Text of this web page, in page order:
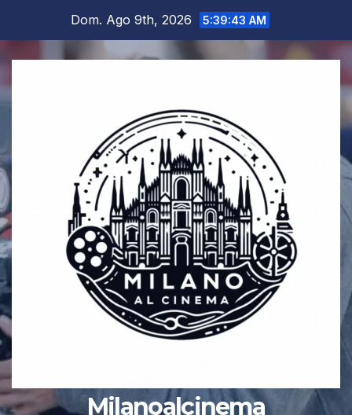
contenuto
Dom. Ago 9th, 2026 5:39:43 AM
Milanoalcinema